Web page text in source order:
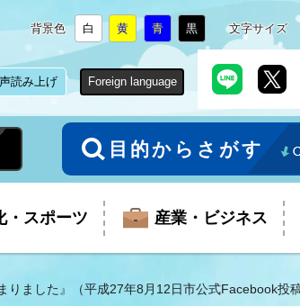
背景色
背
景
色
を
白
に
更
背
色
を
黄
に
更
背
色
を
青
に
更
背
景
黒
に
変
文字サイズ
読み上げ
Foreign language
目的からさがす
・スポーツ 産業・ビジネス
ました』（平成27年8月12日市公式Facebook投稿